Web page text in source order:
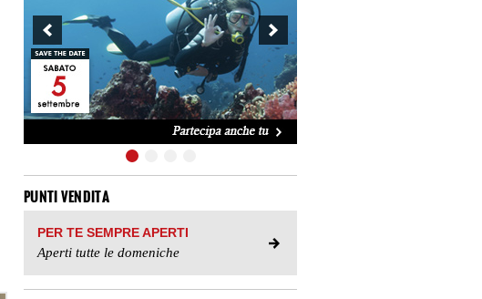
PUNTI VENDITA
PER TE SEMPRE APERTI
Aperti tutte le domeniche